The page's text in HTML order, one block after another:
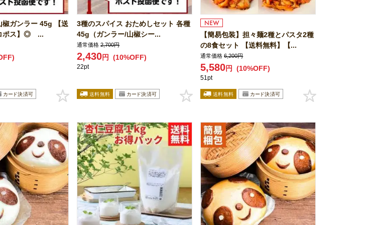
椒ガンラー 45g 【送
ポス】◎ ...
3種のスパイス おためしセット 各種
45g（ガンラー/山椒シー...
通常価格 2,700円
2,430円 (10%OFF)
22pt
【簡易包装】担々麺2種とパスタ2種
の8食セット 【送料無料】【...
通常価格 6,200円
5,580円 (10%OFF)
51pt